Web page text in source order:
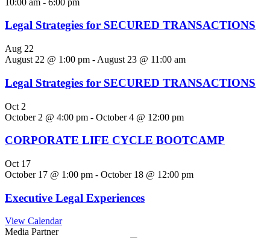
Legal Strategies for SECURED TRANSACTIONS
Aug 22
August 22 @ 1:00 pm - August 23 @ 11:00 am
Legal Strategies for SECURED TRANSACTIONS
Oct 2
October 2 @ 4:00 pm - October 4 @ 12:00 pm
CORPORATE LIFE CYCLE BOOTCAMP
Oct 17
October 17 @ 1:00 pm - October 18 @ 12:00 pm
Executive Legal Experiences
View Calendar
Media Partner